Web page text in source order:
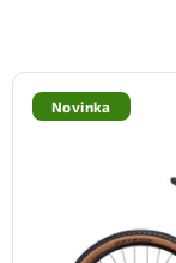
Novinka